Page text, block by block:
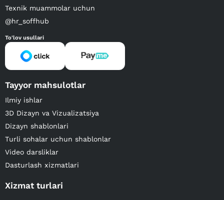
Texnik muammolar uchun
@hr_soffhub
To'lov usullari
Tayyor mahsulotlar
Ilmiy ishlar
3D Dizayn va Vizualizatsiya
Dizayn shablonlari
Turli sohalar uchun shablonlar
Video darsliklar
Dasturlash xizmatlari
Xizmat turlari